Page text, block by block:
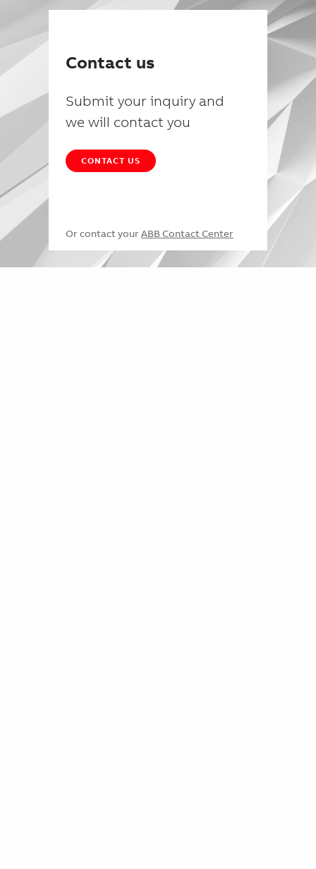
Contact us
Submit your inquiry and
we will contact you
CONTACT US
Or contact your ABB Contact Center